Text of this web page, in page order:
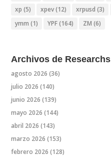
xp (5) xpev(12) xrpusd (3)
ymm (1) YPF(164) ZM (6)
Archivos de Researchs
agosto 2026 (36)
julio 2026 (140)
junio 2026 (139)
mayo 2026 (144)
abril 2026 (143)
marzo 2026 (153)
febrero 2026 (128)